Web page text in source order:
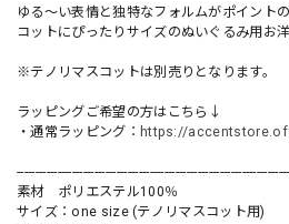
ゆる〜い表情と独特なフォルムがポイン
コットにぴったりサイズのぬいぐるみ用お洋
※テノリマスコットは別売りとなります。
ラッピングご希望の方はこちら↓
・通常ラッピング： https://
素材 ポリエステル100％
サイズ：one size (テノリマスコット用)